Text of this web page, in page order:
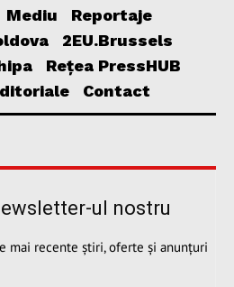
Mediu
Reportaje
2EU.Brussels
Rețea PressHUB
Contact
ul nostru
mai recente știri, oferte și anunțuri